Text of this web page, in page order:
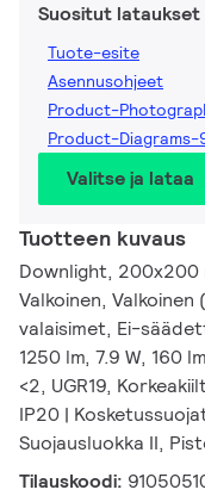
Suositut lataukset
Tuote-esite
Asennusohjeet
Product-
Product-Diagrams-
Valitse ja lataa
Tuotteen kuvaus
Downlight, 200x200
Valkoinen,
valaisimet, Ei-
1250 lm, 7.9 W, 160
<2, UGR19,
IP20 |
Suojausluokka II,
Tilauskoodi: